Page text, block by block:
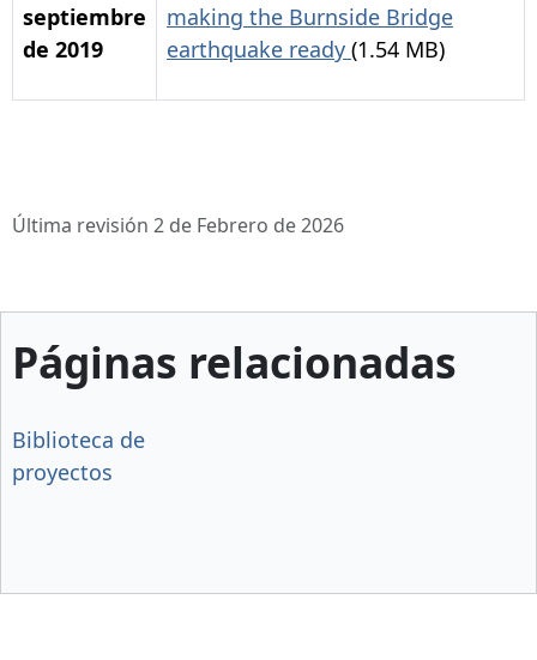
septiembre
de 2019
making the Burnside Bridge
earthquake ready (1.54 MB)
Última revisión 2 de Febrero de 2026
Páginas relacionadas
Biblioteca de
proyectos